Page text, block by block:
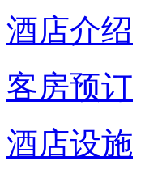
酒店介绍
客房预订
酒店设施